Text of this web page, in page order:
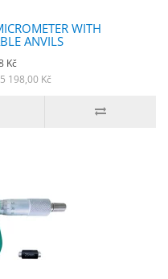
WITH
ANVILS
Kč
198,00 Kč